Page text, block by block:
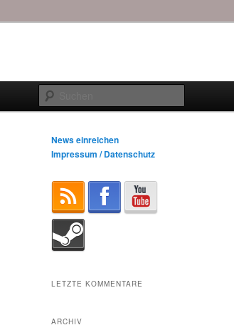
News einreichen
Impressum / Datenschutz
LETZTE KOMMENTARE
ARCHIV